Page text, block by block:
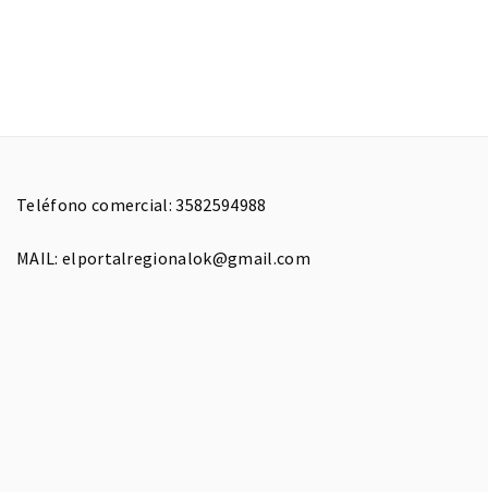
Teléfono comercial: 3582594988
MAIL: elportalregionalok@gmail.com